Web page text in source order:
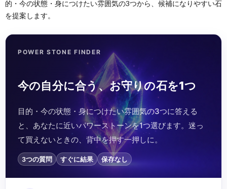
的・今の状態・身につけたい雰囲気の3つから、候補になりやすい石
を提案します。
POWER STONE FINDER
今の自分に合う、お守りの石を1つ
目的・今の状態・身につけたい雰囲気の3つに答える
と、あなたに近いパワーストーンを1つ選びます。迷っ
て買えないときの、背中を押す一押しに。
3つの質問 すぐに結果 保存なし